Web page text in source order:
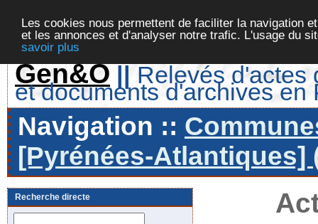
Les cookies nous permettent de faciliter la navigation
et les annonces et d'analyser notre trafic. L'usage du
savoir plus
Gen&O || Relevés d'actes
et documents d'archives en
Navigation ::
[Pyrénées-Atlantiques]
Recherche directe